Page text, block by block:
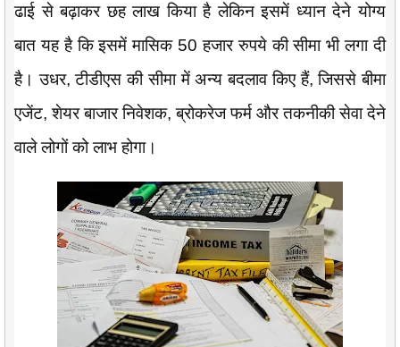
ढाई से बढ़ाकर छह लाख किया है लेकिन इसमें ध्यान देने योग्य
बात यह है कि इसमें मासिक 50 हजार रुपये की सीमा भी लगा दी
है। उधर, टीडीएस की सीमा में अन्य बदलाव किए हैं, जिससे बीमा
एजेंट, शेयर बाजार निवेशक, ब्रोकरेज फर्म और तकनीकी सेवा देने
वाले लोगों को लाभ होगा।